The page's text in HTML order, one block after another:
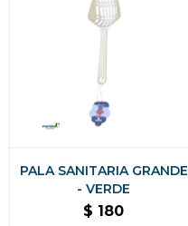
PALA SANITARIA GRANDE
- VERDE
$ 180